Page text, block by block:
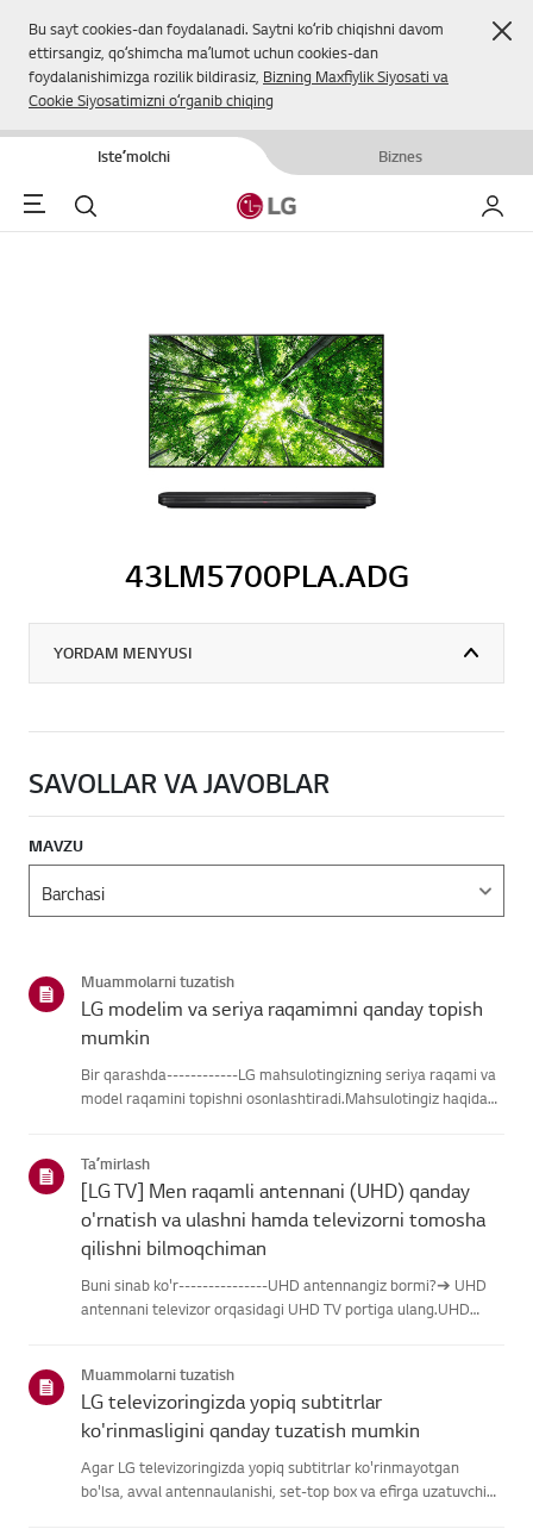
Bu sayt cookies-dan foydalanadi. Saytni koʻrib chiqishni davom
ettirsangiz, qoʻshimcha maʼlumot uchun cookies-dan
foydalanishimizga rozilik bildirasiz, Bizning Maxfiylik Siyosati va
Cookie Siyosatimizni oʻrganib chiqing
Isteʼmolchi Biznes
Menu Qidirish
43LM5700PLA.ADG
YORDAM MENYUSI
SAVOLLAR VA JAVOBLAR
MAVZU
Muammolarni tuzatish
LG modelim va seriya raqamimni qanday topish
mumkin
Bir qarashda------------LG mahsulotingizning seriya raqami va
model raqamini topishni osonlashtiradi.Mahsulotingiz haqidagi
Taʼmirlash
[LG TV] Men raqamli antennani (UHD) qanday
o'rnatish va ulashni hamda televizorni tomosha
qilishni bilmoqchiman
Buni sinab ko'r---------------UHD antennangiz bormi?➔ UHD
antennani televizor orqasidagi UHD TV portiga ulang.UHD
joyga o'rn...
Muammolarni tuzatish
LG televizoringizda yopiq subtitrlar
ko'rinmasligini qanday tuzatish mumkin
Agar LG televizoringizda yopiq subtitrlar ko'rinmayotgan
bo'lsa, avval antennaulanishi, set-top box va efirga uzatuvchi